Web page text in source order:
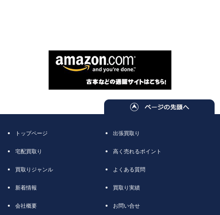
トップページ 出張買取り
宅配買取り 高く売れるポイント
買取りジャンル よくある質問
新着情報 買取り実績
会社概要 お問い合せ